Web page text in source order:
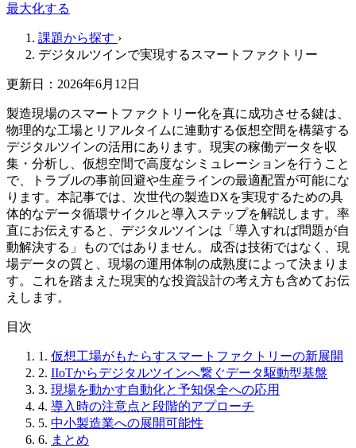
最大化する
課題から探す ›
デジタルツインで実現するスマートファクトリー
更新日：2026年6月12日
製造現場のスマートファクトリー化を真に成功させる鍵は、
物理的な工場とリアルタイムに連動する仮想空間を構築する
デジタルツインの活用にあります。現実の稼働データを収
集・分析し、仮想空間で高度なシミュレーションを行うこと
で、トラブルの事前回避や生産ラインの最適配置が可能にな
ります。本記事では、次世代の製造DXを実現するための具
体的なデータ循環サイクルと導入ステップを解説します。率
直にお伝えすると、デジタルツインは「導入すれば問題が自
動解決する」ものではありません。成否は技術ではなく、現
場データの質と、現場の運用体制の成熟度によって決まりま
す。これを踏まえた現実的な投資設計の考え方も含めてお伝
えします。
目次
1. 仮想工場がもたらすスマートファクトリーの新展開
2. IIoTからデジタルツインへ繋ぐデータ駆動型基盤
3. 現場を動かす自動化と予知保全への応用
4. 導入時の注意点と段階的アプローチ
5. 中小製造業への展開可能性
6. まとめ